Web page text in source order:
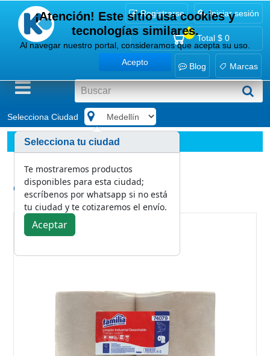
Registrarse Iniciar sesión
0
Total $ 0
Blog Marcas
Selecciona Ciudad
Marcas
Familia
Limpión industrial trabajo liviano hoja doble precortada X
Categoría:
Familia
¡Atención! Este sitio usa cookies y
tecnologías similares.
Al navegar nuestro portal, consideramos que acepta su uso.
Acepto
Selecciona tu ciudad
Te mostraremos productos
disponibles para esta ciudad;
escríbenos por whatsapp si no está
tu ciudad y te cotizaremos el envío.
Aceptar